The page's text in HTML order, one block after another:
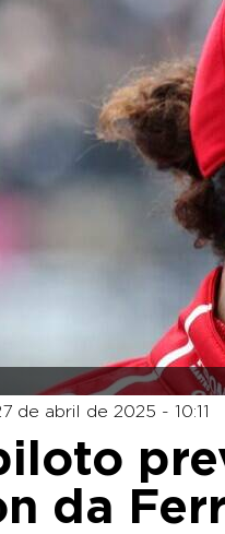
de abril de 2025 - 10:11
da